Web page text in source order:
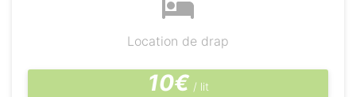
Location de drap
10€ / lit